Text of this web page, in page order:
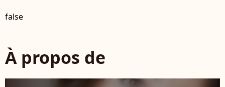
false
À propos de